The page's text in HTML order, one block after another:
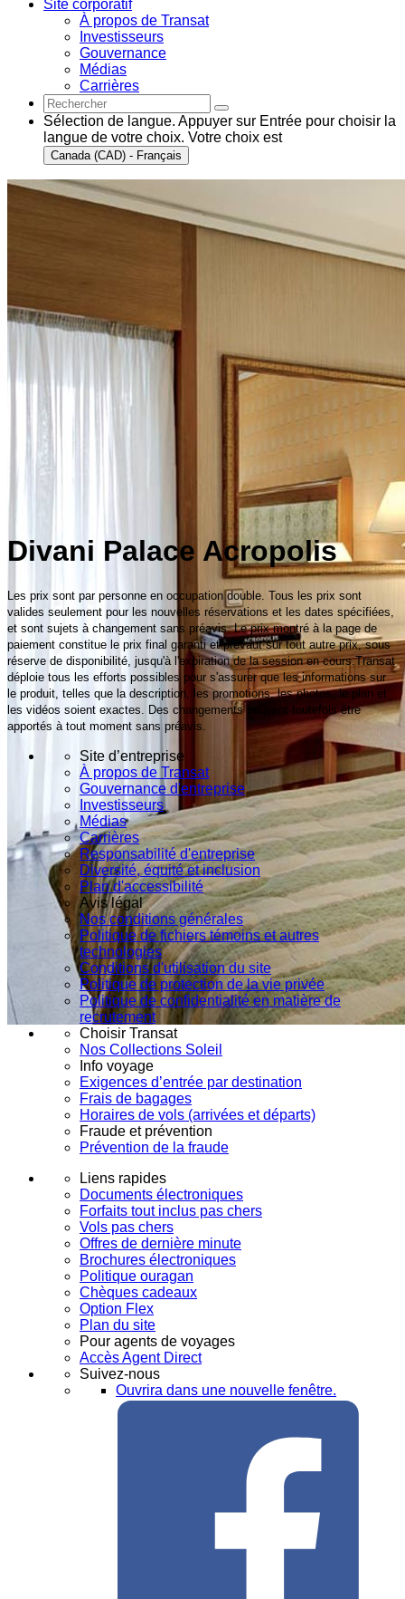
Site corporatif
À propos de Transat
Investisseurs
Gouvernance
Médias
Carrières
Sélection de langue. Appuyer sur Entrée pour choisir la
langue de votre choix. Votre choix est
Canada (CAD) - Français
Divani Palace Acropolis
Les prix sont par personne en occupation double. Tous les prix sont
valides seulement pour les nouvelles réservations et les dates spécifiées,
et sont sujets à changement sans préavis. Le prix montré à la page de
paiement constitue le prix final garanti et prévaut sur tout autre prix, sous
réserve de disponibilité, jusqu'à l'expiration de la session en cours.Transat
déploie tous les efforts possibles pour s'assurer que les informations sur
le produit, telles que la description, les promotions, les photos, le plan et
les vidéos soient exactes. Des changements peuvent toutefois être
apportés à tout moment sans préavis.
Site d’entreprise
À propos de Transat
Gouvernance d'entreprise
Investisseurs
Médias
Carrières
Responsabilité d'entreprise
Diversité, équité et inclusion
Plan d'accessibilité
Avis légal
Nos conditions générales
Politique de fichiers témoins et autres
technologies
Conditions d'utilisation du site
Politique de protection de la vie privée
Politique de confidentialité en matière de
recrutement
Choisir Transat
Nos Collections Soleil
Info voyage
Exigences d’entrée par destination
Frais de bagages
Horaires de vols (arrivées et départs)
Fraude et prévention
Prévention de la fraude
Liens rapides
Documents électroniques
Forfaits tout inclus pas chers
Vols pas chers
Offres de dernière minute
Brochures électroniques
Politique ouragan
Chèques cadeaux
Option Flex
Plan du site
Pour agents de voyages
Accès Agent Direct
Suivez-nous
Ouvrira dans une nouvelle fenêtre.